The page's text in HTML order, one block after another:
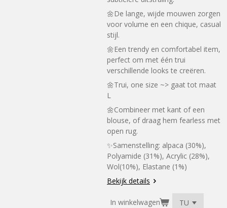
🌼De lange, wijde mouwen zorgen
voor volume en een chique, casual
stijl.
🌼Een trendy en comfortabel item,
perfect om met één trui
verschillende looks te creëren.
🌼Trui, one size ~> gaat tot maat
L
🌼Combineer met kant of een
blouse, of draag hem fearless met
open rug.
✨Samenstelling: alpaca (30%),
Polyamide (31%), Acrylic (28%),
Wol(10%), Elastane (1%)
Bekijk details
In winkelwagen